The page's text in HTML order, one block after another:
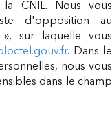
CNIL. Nous vous
d'opposition au
sur laquelle vous
. Dans le
nous vous
dans le champ